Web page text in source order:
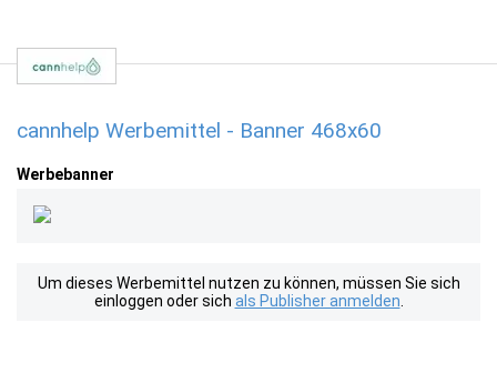
cannhelp Werbemittel - Banner 468x60
Werbebanner
Um dieses Werbemittel nutzen zu können, müssen Sie sich
einloggen oder sich als Publisher anmelden